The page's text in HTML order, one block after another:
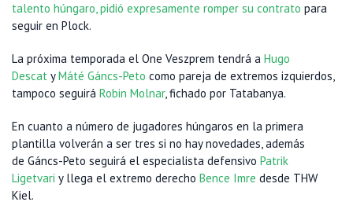
talento húngaro, pidió expresamente romper su contrato para
seguir en Plock.
La próxima temporada el One Veszprem tendrá a Hugo
Descat yMáté Gáncs-Peto como pareja de extremos izquierdos,
tampoco seguirá Robin Molnar, fichado por Tatabanya.
En cuanto a número de jugadores húngaros en la primera
plantilla volverán a ser tres si no hay novedades, además
de Gáncs-Peto seguirá el especialista defensivo Patrik
Ligetvari y llega el extremo derecho Bence Imre desde THW
Kiel.